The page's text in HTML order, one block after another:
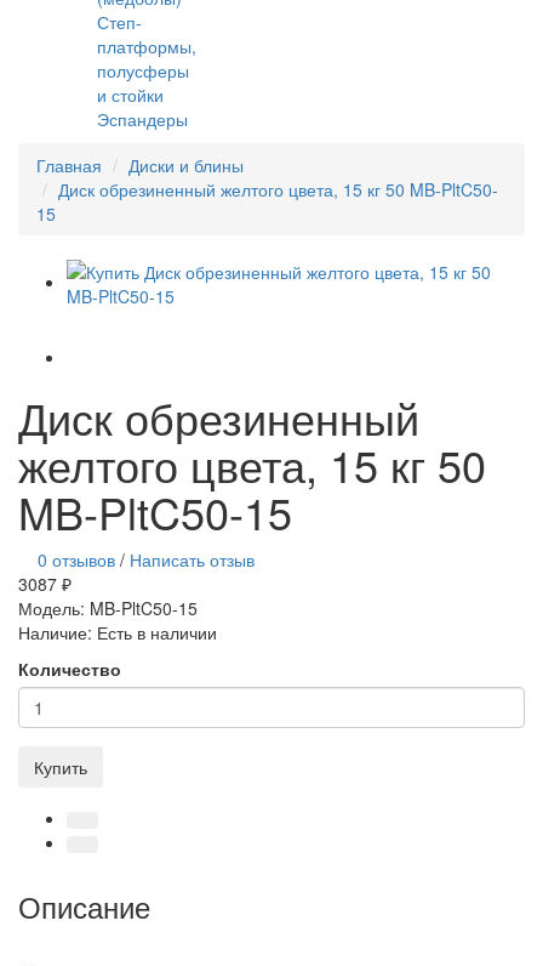
Степ-
платформы,
полусферы
и стойки
Эспандеры
Главная
Диски и блины
Диск обрезиненный желтого цвета, 15 кг 50 MB-PltC50-
15
Диск обрезиненный
желтого цвета, 15 кг 50
MB-PltC50-15
0 отзывов / Написать отзыв
3087 ₽
Модель: MB-PltC50-15
Наличие: Есть в наличии
Количество
Купить
Описание